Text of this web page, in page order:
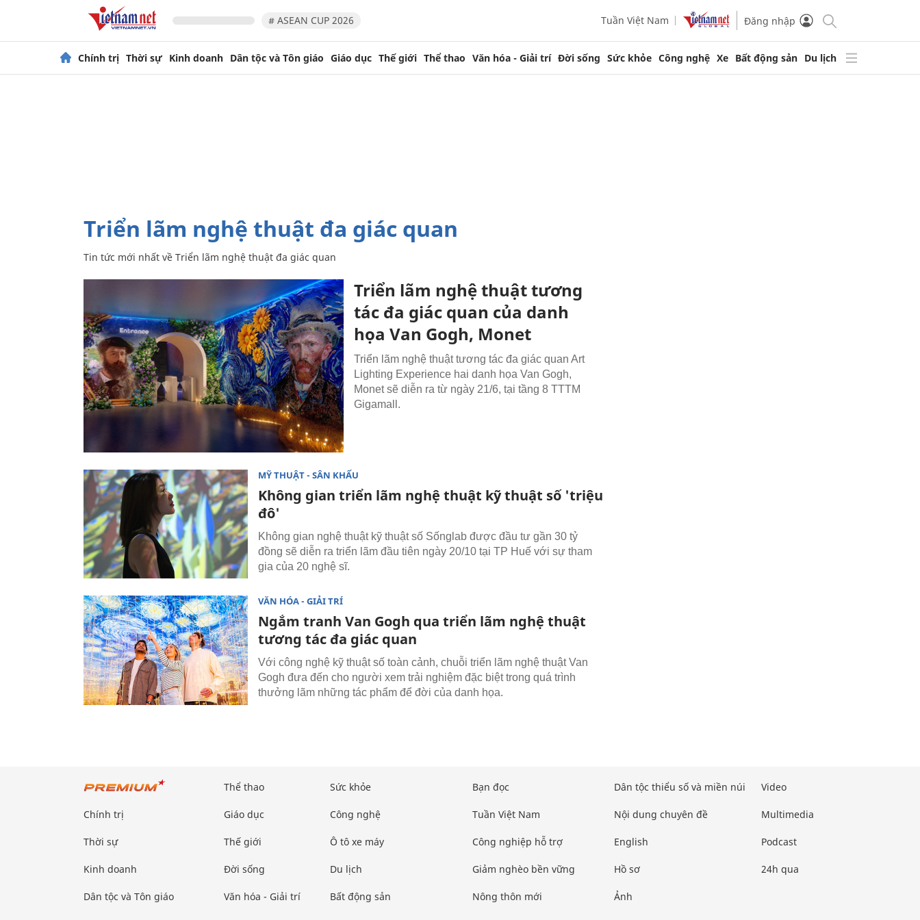
# ASEAN CUP 2026 Tuần Việt Nam Đăng nhập
Chính trị Thời sự Kinh doanh Dân tộc và Tôn giáo Giáo dục Thế giới Thể thao Văn hóa - Giải trí Đời sống Sức khỏe Công nghệ Xe Bất động sản Du lịch
Triển lãm nghệ thuật đa giác quan
Tin tức mới nhất về Triển lãm nghệ thuật đa giác quan
Triển lãm nghệ thuật tương
tác đa giác quan của danh
họa Van Gogh, Monet
Triển lãm nghệ thuật tương tác đa giác quan Art
Lighting Experience hai danh họa Van Gogh,
Monet sẽ diễn ra từ ngày 21/6, tại tầng 8 TTTM
Gigamall.
MỸ THUẬT - SÂN KHẤU
Không gian triển lãm nghệ thuật kỹ thuật số 'triệu
đô'
Không gian nghệ thuật kỹ thuật số Sốnglab được đầu tư gần 30 tỷ
đồng sẽ diễn ra triển lãm đầu tiên ngày 20/10 tại TP Huế với sự tham
gia của 20 nghệ sĩ.
VĂN HÓA - GIẢI TRÍ
Ngắm tranh Van Gogh qua triển lãm nghệ thuật
tương tác đa giác quan
Với công nghệ kỹ thuật số toàn cảnh, chuỗi triển lãm nghệ thuật Van
Gogh đưa đến cho người xem trải nghiệm đặc biệt trong quá trình
thưởng lãm những tác phẩm để đời của danh họa.
Chính trị
Thời sự
Kinh doanh
Dân tộc và Tôn giáo
Thể thao
Giáo dục
Thế giới
Đời sống
Văn hóa - Giải trí
Sức khỏe
Công nghệ
Ô tô xe máy
Du lịch
Bất động sản
Bạn đọc
Tuần Việt Nam
Công nghiệp hỗ trợ
Giảm nghèo bền vững
Nông thôn mới
Dân tộc thiểu số và miền núi
Nội dung chuyên đề
English
Hồ sơ
Ảnh
Video
Multimedia
Podcast
24h qua